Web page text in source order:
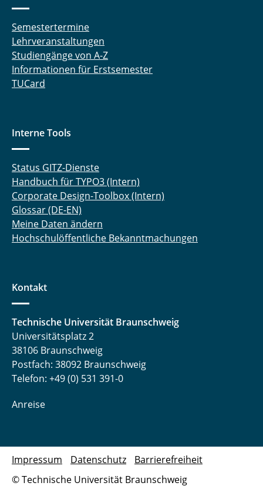
Semestertermine
Lehrveranstaltungen
Studiengänge von A-Z
Informationen für Erstsemester
TUCard
Interne Tools
Status GITZ-Dienste
Handbuch für TYPO3 (Intern)
Corporate Design-Toolbox (Intern)
Glossar (DE-EN)
Meine Daten ändern
Hochschulöffentliche Bekanntmachungen
Kontakt
Technische Universität Braunschweig
Universitätsplatz 2
38106 Braunschweig
Postfach: 38092 Braunschweig
Telefon: +49 (0) 531 391-0
Anreise
© Technische Universität Braunschweig
Impressum Datenschutz Barrierefreiheit